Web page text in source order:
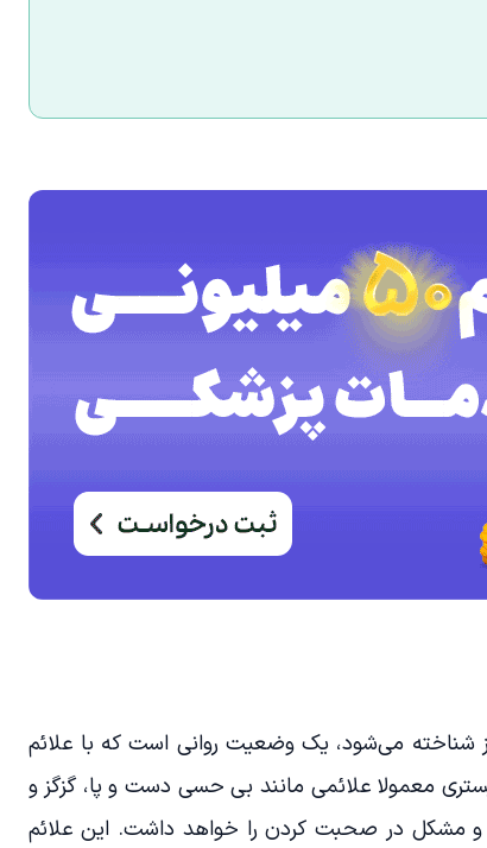
شناخته می‌شود، یک وضعیت روانی است که با علائم
معمولا علائمی مانند بی حسی دست و پا، گزگز و
و مشکل در صحبت کردن را خواهد داشت. این علائم